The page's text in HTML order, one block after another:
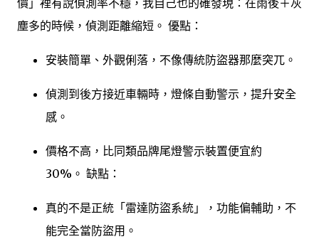
價」裡有說偵測率不穩，我自己也的確發現：在雨後＋灰
塵多的時候，偵測距離縮短。 優點：
安裝簡單、外觀俐落，不像傳統防盜器那麼突兀。
偵測到後方接近車輛時，燈條自動警示，提升安全
感。
價格不高，比同類品牌尾燈警示裝置便宜約
30%。 缺點：
真的不是正統「雷達防盜系統」，功能偏輔助，不
能完全當防盜用。